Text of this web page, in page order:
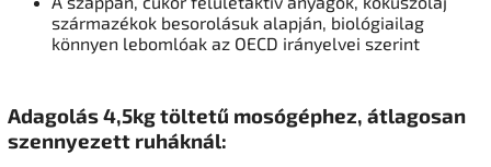
származékok besorolásuk alapján, biológiailag
könnyen lebomlóak az OECD irányelvei szerint
Adagolás 4,5kg töltetű mosógéphez, átlagosan
szennyezett ruháknál: